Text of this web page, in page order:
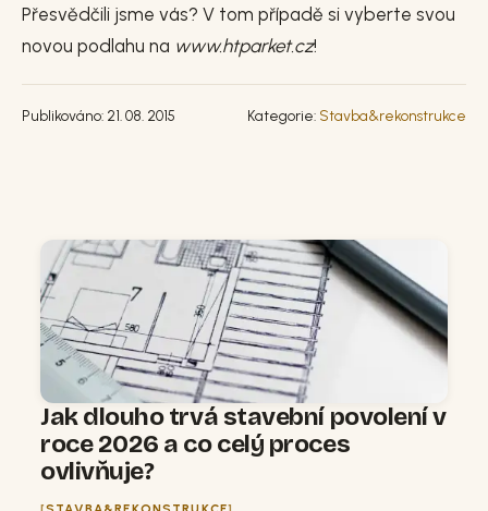
Přesvědčili jsme vás? V tom případě si vyberte svou
novou podlahu na www.htparket.cz!
Publikováno: 21. 08. 2015 Kategorie: Stavba&rekonstrukce
Jak dlouho trvá stavební povolení v
roce 2026 a co celý proces
ovlivňuje?